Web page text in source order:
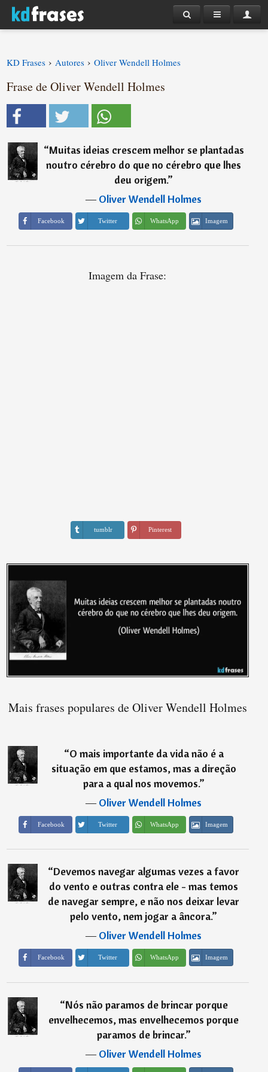
KD Frases › Autores › Oliver Wendell Holmes
Frase de Oliver Wendell Holmes
“Muitas ideias crescem melhor se plantadas
noutro cérebro do que no cérebro que lhes
deu origem.”
―Oliver Wendell Holmes
Facebook Twitter WhatsApp Imagem
Imagem da Frase:
tumblr Pinterest
Mais frases populares de Oliver Wendell Holmes
“O mais importante da vida não é a
situação em que estamos, mas a direção
para a qual nos movemos.”
―Oliver Wendell Holmes
Facebook Twitter WhatsApp Imagem
“Devemos navegar algumas vezes a favor
do vento e outras contra ele - mas temos
de navegar sempre, e não nos deixar levar
pelo vento, nem jogar a âncora.”
―Oliver Wendell Holmes
Facebook Twitter WhatsApp Imagem
“Nós não paramos de brincar porque
envelhecemos, mas envelhecemos porque
paramos de brincar.”
―Oliver Wendell Holmes